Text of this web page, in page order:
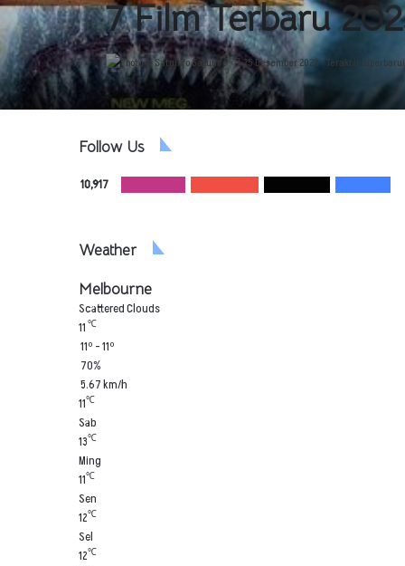
7 Film Terbaru
Satuinfo 25 Desember 2023 Terakhir
Follow Us
10,917
Weather
Melbourne
Scattered Clouds
11 ℃
11º - 11º
70%
5.67 km/h
11℃
Sab
13℃
Ming
11℃
Sen
12℃
Sel
12℃